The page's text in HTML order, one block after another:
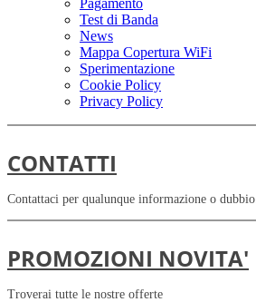
Test di Banda
News
Mappa Copertura WiFi
Sperimentazione
Cookie Policy
Privacy Policy
CONTATTI
Contattaci per qualunque informazione o dubbio.
PROMOZIONI NOVITA'
Troverai tutte le nostre offerte